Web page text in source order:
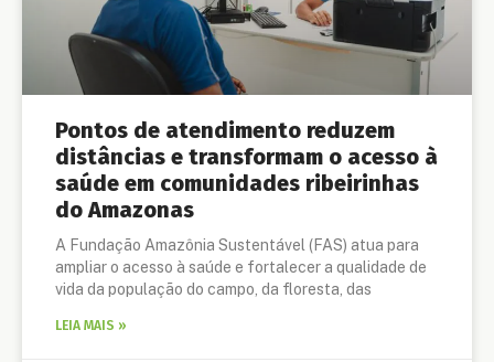
Pontos de atendimento reduzem
distâncias e transformam o acesso à
saúde em comunidades ribeirinhas
do Amazonas
A Fundação Amazônia Sustentável (FAS) atua para
ampliar o acesso à saúde e fortalecer a qualidade de
vida da população do campo, da floresta, das
LEIA MAIS »